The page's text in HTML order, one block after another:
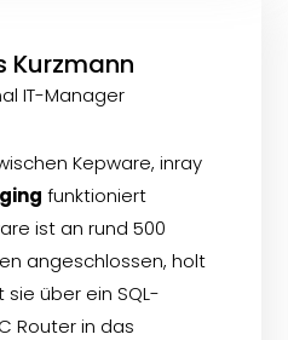
Kurzmann
IT-Manager
Kepware, inray
funktioniert
ist an rund 500
angeschlossen, holt
über ein SQL-
Routerin das